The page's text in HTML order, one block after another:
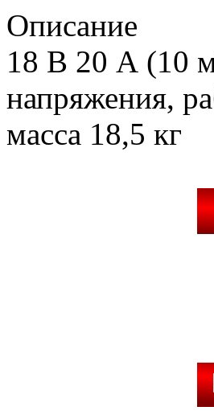
Описание
18 В 20 А (10
напряжения,
масса 18,5 кг